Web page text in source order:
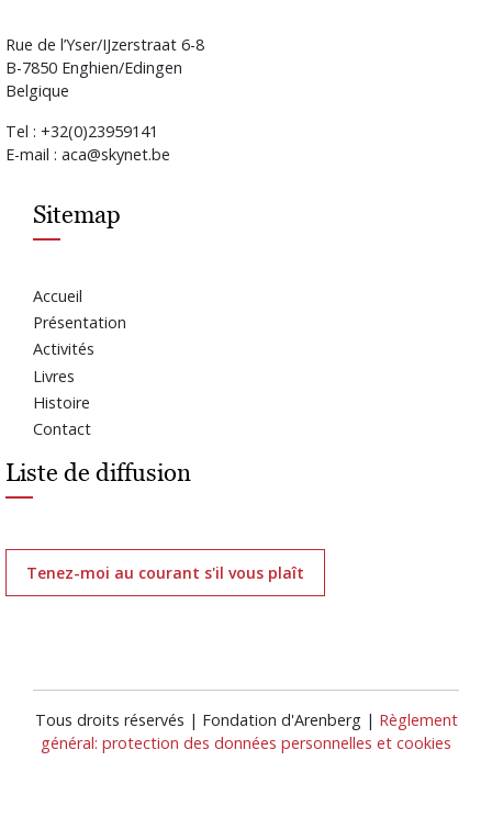
Rue de l’Yser/IJzerstraat 6-8
B-7850 Enghien/Edingen
Belgique
Tel : +32(0)23959141
E-mail : aca@skynet.be
Sitemap
Accueil
Présentation
Activités
Livres
Histoire
Contact
Liste de diffusion
Tenez-moi au courant s'il vous plaît
Tous droits réservés | Fondation d'Arenberg | Règlement
général: protection des données personnelles et cookies